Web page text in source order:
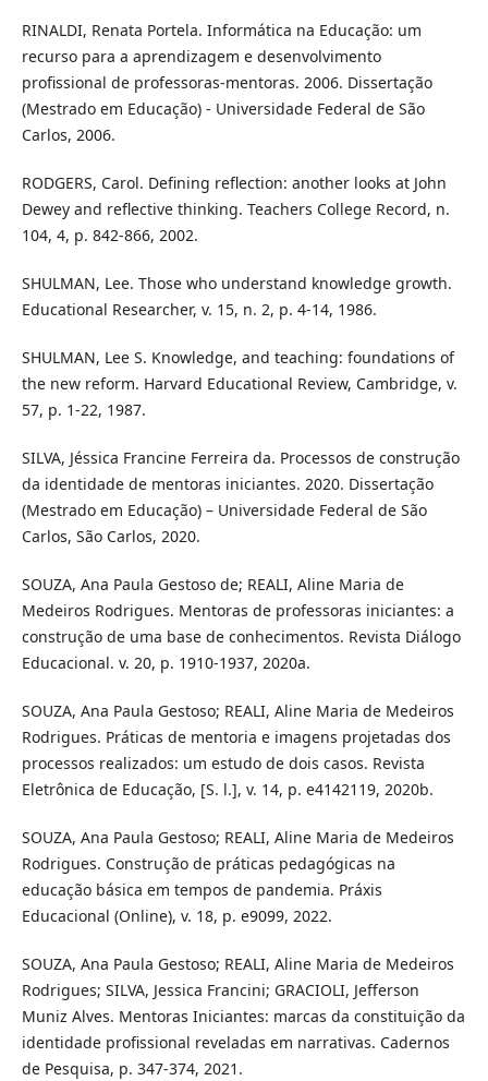
RINALDI, Renata Portela. Informática na Educação: um
recurso para a aprendizagem e desenvolvimento
profissional de professoras-mentoras. 2006. Dissertação
(Mestrado em Educação) - Universidade Federal de São
Carlos, 2006.
RODGERS, Carol. Defining reflection: another looks at John
Dewey and reflective thinking. Teachers College Record, n.
104, 4, p. 842-866, 2002.
SHULMAN, Lee. Those who understand knowledge growth.
Educational Researcher, v. 15, n. 2, p. 4-14, 1986.
SHULMAN, Lee S. Knowledge, and teaching: foundations of
the new reform. Harvard Educational Review, Cambridge, v.
57, p. 1-22, 1987.
SILVA, Jéssica Francine Ferreira da. Processos de construção
da identidade de mentoras iniciantes. 2020. Dissertação
(Mestrado em Educação) – Universidade Federal de São
Carlos, São Carlos, 2020.
SOUZA, Ana Paula Gestoso de; REALI, Aline Maria de
Medeiros Rodrigues. Mentoras de professoras iniciantes: a
construção de uma base de conhecimentos. Revista Diálogo
Educacional. v. 20, p. 1910-1937, 2020a.
SOUZA, Ana Paula Gestoso; REALI, Aline Maria de Medeiros
Rodrigues. Práticas de mentoria e imagens projetadas dos
processos realizados: um estudo de dois casos. Revista
Eletrônica de Educação, [S. l.], v. 14, p. e4142119, 2020b.
SOUZA, Ana Paula Gestoso; REALI, Aline Maria de Medeiros
Rodrigues. Construção de práticas pedagógicas na
educação básica em tempos de pandemia. Práxis
Educacional (Online), v. 18, p. e9099, 2022.
SOUZA, Ana Paula Gestoso; REALI, Aline Maria de Medeiros
Rodrigues; SILVA, Jessica Francini; GRACIOLI, Jefferson
Muniz Alves. Mentoras Iniciantes: marcas da constituição da
identidade profissional reveladas em narrativas. Cadernos
de Pesquisa, p. 347-374, 2021.